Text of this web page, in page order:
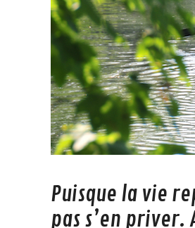
Puisque la vie
pas s’en priver.